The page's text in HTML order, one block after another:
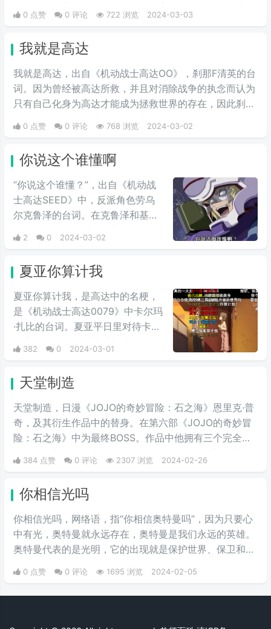
多都有用《高达》系列的角色的名字作为梗，例如赤井秀
一的名字就是夏亚的别名“赤色彗星”中取的，安室透的日
0 点赞 0 评论 722 浏览 2024-03-03
我就是高达
我就是高达，出自《机动战士高达OO》，刹那F清英的台
词。因为曾经被高达所救，并且对消除战争的执念而认为
只有自己化身为高达才能成为拯救世界的存在，因此刹那
的理念就是化作高达，最终说出了“我就是高达”的台词。
当时非常流行的梗，因为很有趣而被广泛流传，也是高达
0 点赞 0 评论 768 浏览 2024-03-02
你说这个谁懂啊
“你说这个谁懂？”，出自《机动战
士高达SEED》中，反派角色劳乌
尔克鲁泽的台词。在克鲁泽和基拉
进行最终对峙的时候，高‌‌‌‌‌‌‌‌达seed中
大反派反驳主角嘴炮攻击时的用
鲜感。经常会在一些冗长难懂的台
词之后，有人引用这句话来进行吐
槽。
2 0 2024-03-02
夏亚你算计我
夏亚你算计我，是高达中的名梗，
是《机动战士高达0079》中卡尔玛
·扎比的台词。夏亚平日里对待卡尔
玛完全是以友人的关系相处，但是
说到头卡尔玛也是夏亚的仇人扎比
中，自然是盘算着何时送葬这位“友
人”，尽管夏亚也承认卡尔玛作为友
人不错，不过还是用计谋误导他陷
入被击落的境地，并且大笑。
382 0 2024-03-01
天堂制造
天堂制造，日漫《JOJO的奇妙冒险：石之海》恩里克·普
奇，及其衍生作品中的替身。在第六部《JOJO的奇妙冒
险：石之海》中为最终BOSS。作品中他拥有三个完全不
同能力的替身，其中最终进化的第三阶段的“天堂制造”拥
有在全宇宙范围内加速时间的能力，最终造成了宇宙重
384 点赞 0 评论 2307 浏览 2024-02-26
你相信光吗
你相信光吗，网络语，指“你相信奥特曼吗”，因为只要心
中有光，奥特曼就永远存在，奥特曼是我们永远的英雄。
奥特曼代表的是光明，它的出现就是保护世界、保卫和
0 点赞 0 评论 1695 浏览 2024-02-05